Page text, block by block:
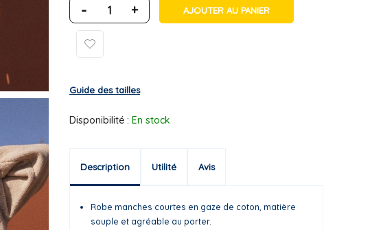
- + AJOUTER AU PANIER
Guide des tailles
Disponibilité : En stock
Description Utilité Avis
Robe manches courtes en gaze de coton, matière
souple et agréable au porter.